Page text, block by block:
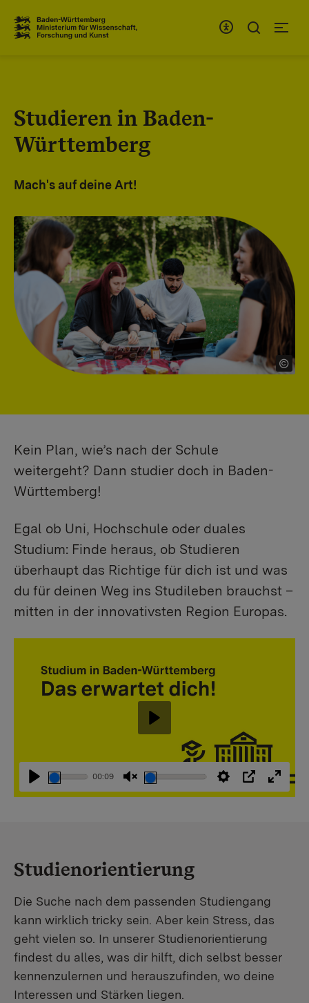
Studieren in Baden-
Württemberg
Mach's auf deine Art!
Kein Plan, wie’s nach der Schule
weitergeht? Dann studier doch in Baden-
Württemberg!
Egal ob Uni, Hochschule oder duales
Studium: Finde heraus, ob Studieren
überhaupt das Richtige für dich ist und was
du für deinen Weg ins Studileben brauchst –
mitten in der innovativsten Region Europas.
Abspielen
00:09
StummschaltungEinstellungen
PIP
Abspielen
Studienorientierung
Die Suche nach dem passenden Studiengang
kann wirklich tricky sein. Aber kein Stress, das
geht vielen so. In unserer Studienorientierung
findest du alles, was dir hilft, dich selbst besser
kennenzulernen und herauszufinden, wo deine
Interessen und Stärken liegen.